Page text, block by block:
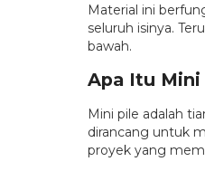
Material ini
seluruh isinya.
bawah.
Apa Itu Mini
Mini pile adalah
dirancang untuk
proyek yang